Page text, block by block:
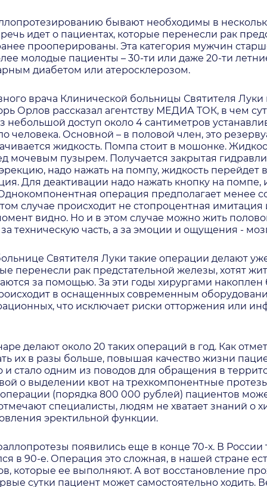
бывают необходимы в
идет о пациентах, которые перенесли рак
прооперированы. Эта категория мужчин
молодые пациенты – 30-ти или даже 20-ти
диабетом или атеросклерозом.
врача Клинической больницы Святителя
Орлов рассказал агентству МЕДИА ТОК, в чем
небольшой доступ около 4 сантиметров
человека. Основной – в половой член, это
жидкость. Помпа стоит в мошонке.
мочевым пузырем. Получается закрытая
надо нажать на помпу, жидкость перейдет
Для деактивации надо нажать кнопку на помпе,
операция предполагает менее
случае происходит не стопроцентная имитация
видно. Но и в этом случае можно жить
техническую часть, а за эмоции и ощущения -
Святителя Луки такие операции делают уже
перенесли рак предстательной железы, хотят
за помощью. За эти годы хирургами накоплен
в оснащенных современным
что исключает риски отторжения или
делают около 20 таких операций в год. Как
их в разы больше, повышая качество жизни
и стало одним из поводов для обращения в
о выделении квот на трехкомпонентные
(порядка 800 000 рублей) пациентов
специалисты, людям не хватает знаний о
эректильной функции.
появились еще в конце 70-х. В России
в 90-е. Операция это сложная, в нашей стране
которые ее выполняют. А вот восстановление
сутки пациент может самостоятельно ходить.